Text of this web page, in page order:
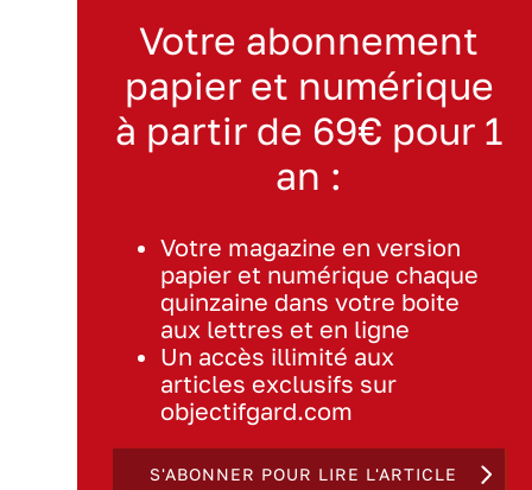
Votre abonnement
papier et numérique
à partir de 69€ pour 1
an :
Votre magazine en version
papier et numérique chaque
quinzaine dans votre boite
aux lettres et en ligne
Un accès illimité aux
articles exclusifs sur
objectifgard.com
S'ABONNER POUR LIRE L'ARTICLE